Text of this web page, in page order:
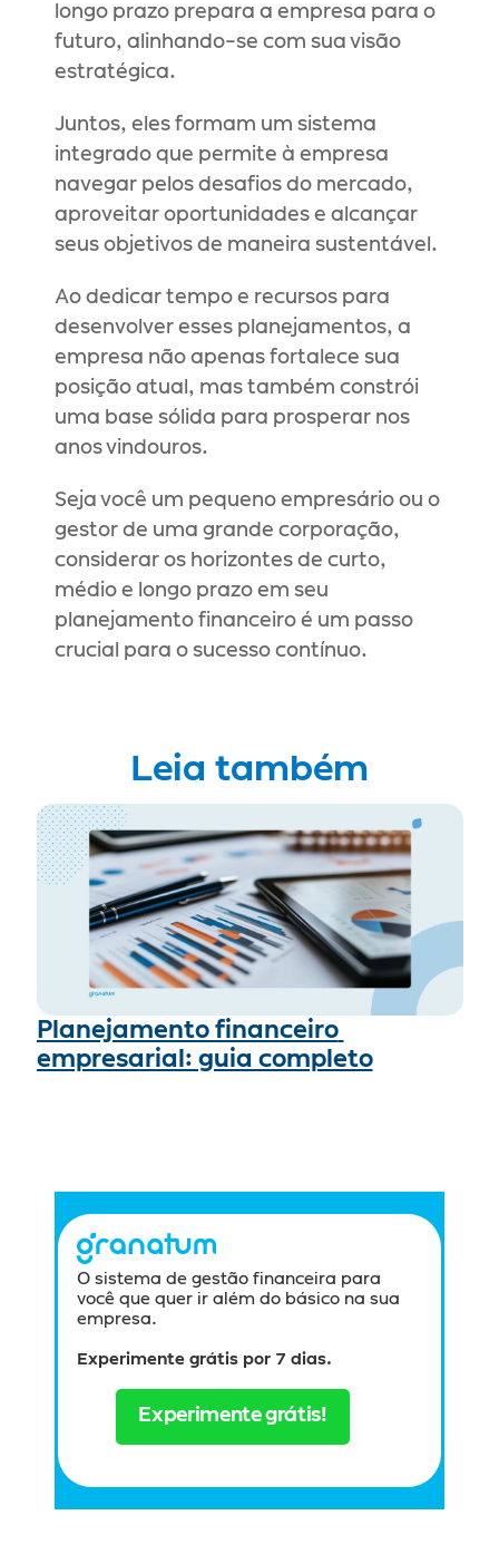
longo prazo prepara a empresa para o
futuro, alinhando-se com sua visão
estratégica.
Juntos, eles formam um sistema
integrado que permite à empresa
navegar pelos desafios do mercado,
aproveitar oportunidades e alcançar
seus objetivos de maneira sustentável.
Ao dedicar tempo e recursos para
desenvolver esses planejamentos, a
empresa não apenas fortalece sua
posição atual, mas também constrói
uma base sólida para prosperar nos
anos vindouros.
Seja você um pequeno empresário ou o
gestor de uma grande corporação,
considerar os horizontes de curto,
médio e longo prazo em seu
planejamento financeiro é um passo
crucial para o sucesso contínuo.
Leia também
Planejamento financeiro
empresarial: guia completo
O sistema de gestão financeira para
você que quer ir além do básico na sua
empresa.
Experimente grátis por 7 dias.
Experimente grátis!